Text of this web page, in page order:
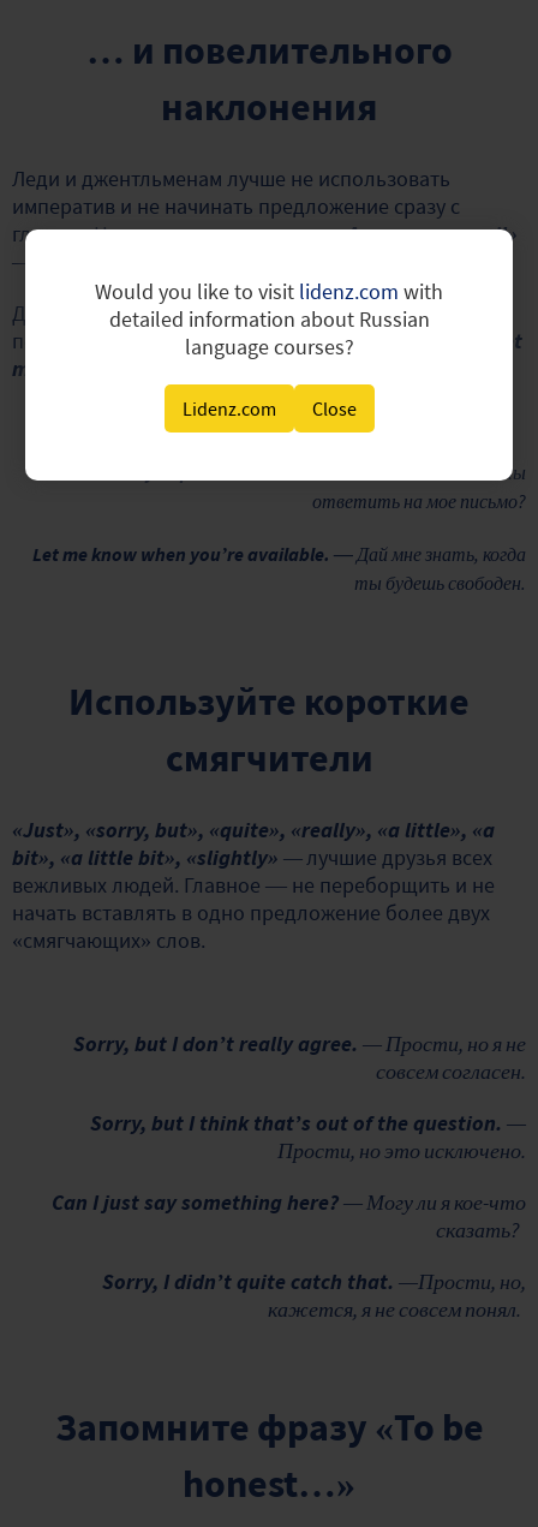
Would you like to visit lidenz.com with
detailed information about Russian
language courses?
Lidenz.com Close
… и повелительного
наклонения
Леди и джентльменам лучше не использовать
императив и не начинать предложение сразу с
глагола. Например, категоричное«Answer my email»
— «Ответь на мое письмо» —
Для того, чтобы быть вежливым на английском,
попробуйте конструкции«Could/would you
«Let
me know when you… ».
— Не мог бы ты
ответить на мое письмо?
Let me know when you’re available. —Дай мне знать, когда
ты будешь свободен.
Используйте короткие
смягчители
«Just», «sorry, but», «quite», «really», «a little», «a
bit», «a little bit», «slightly» —лучшие друзья всех
вежливых людей. Главное — не переборщить и не
начать вставлять в одно предложение более двух
«смягчающих» слов.
Sorry, but I don’t really agree. — Прости, но я не
совсем согласен.
Sorry, but I think that’s out of the question. —
Прости, но это исключено.
Can I just say something here?— Могу ли я кое-что
сказать?
Sorry, I didn’t quite catch that. —Прости, но,
кажется, я не совсем понял.
Запомните фразу «To be
honest…»